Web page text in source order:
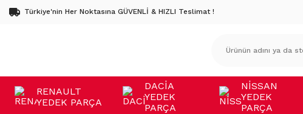
Türkiye'nin Her Noktasına GÜVENLİ & HIZLI Teslimat !
RENAULT
YEDEK PARÇA
DACİA
YEDEK
PARÇA
NİSSAN
YEDEK
PARÇA